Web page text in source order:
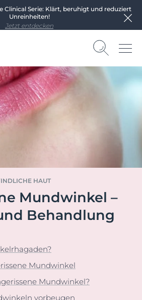
Clinical Serie: Klärt, beruhigt und reduziert
Unreinheiten!
Jetzt entdecken
HAUT
Mundwinkel –
Behandlung
Mundwinkel
Mundwinkel?
vorbeugen